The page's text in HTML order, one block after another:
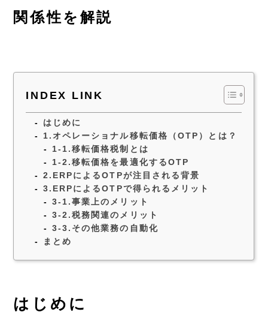
関係性を解説
INDEX LINK
はじめに
1.オペレーショナル移転価格（OTP）とは？
1-1.移転価格税制とは
1-2.移転価格を最適化するOTP
2.ERPによるOTPが注目される背景
3.ERPによるOTPで得られるメリット
3-1.事業上のメリット
3-2.税務関連のメリット
3-3.その他業務の自動化
まとめ
はじめに